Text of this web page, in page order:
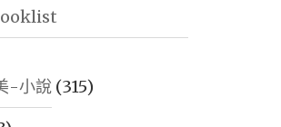
-小說(315)